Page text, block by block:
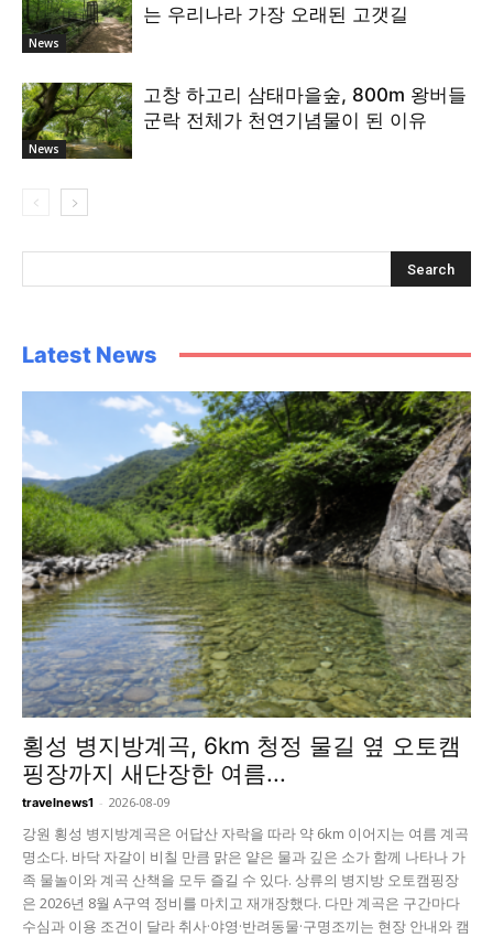
News
는 우리나라 가장 오래된 고갯길
News
고창 하고리 삼태마을숲, 800m 왕버들
군락 전체가 천연기념물이 된 이유
Latest News
횡성 병지방계곡, 6km 청정 물길 옆 오토캠
핑장까지 새단장한 여름...
travelnews1 - 2026-08-09
강원 횡성 병지방계곡은 어답산 자락을 따라 약 6km 이어지는 여름 계곡
명소다. 바닥 자갈이 비칠 만큼 맑은 얕은 물과 깊은 소가 함께 나타나 가
족 물놀이와 계곡 산책을 모두 즐길 수 있다. 상류의 병지방 오토캠핑장
은 2026년 8월 A구역 정비를 마치고 재개장했다. 다만 계곡은 구간마다
수심과 이용 조건이 달라 취사·야영·반려동물·구명조끼는 현장 안내와 캠